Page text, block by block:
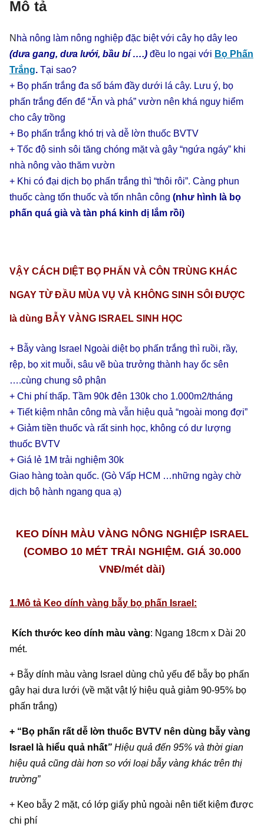
Mét
dùng
1.000m2)
thời
gian
tháng
số
lượng
Mô tả
N hà nông làm nông nghiệp đặc biệt với cây họ dây leo
(dưa gang, dưa lưới, bầu bí ….) đều lo ngại với Bọ Phấn
Trắng. Tại sao?
+ Bọ phấn trắng đa số bám đầy dưới lá cây. Lưu ý, bọ
phấn trắng đến để “Ăn và phá” vườn nên khá nguy hiểm
cho cây trồng
+ Bọ phấn trắng khó trị và dễ lờn thuốc BVTV
+ Tốc độ sinh sôi tăng chóng mặt và gây “ngứa ngáy” khi
nhà nông vào thăm vườn
+ Khi có đại dịch bọ phấn trắng thì “thôi rôi”. Càng phun
thuốc càng tốn thuốc và tốn nhân công (như hình là bọ
phấn quá già và tàn phá kinh dị lắm rồi)
VẬY CÁCH DIỆT BỌ PHẤN VÀ CÔN TRÙNG KHÁC
NGAY TỪ ĐẦU MÙA VỤ VÀ KHÔNG SINH SÔI ĐƯỢC
là dùng BẪY VÀNG ISRAEL SINH HỌC
+ Bẫy vàng Israel Ngoài diệt bọ phấn trắng thì ruồi, rầy,
rệp, bọ xit muỗi, sâu vẽ bùa trưởng thành hay ốc sên
….cùng chung sô phận
+ Chi phí thấp. Tầm 90k đên 130k cho 1.000m2/tháng
+ Tiết kiệm nhân công mà vẫn hiệu quả “ngoài mong đợi”
+ Giảm tiền thuốc và rất sinh học, không có dư lượng
thuốc BVTV
+ Giá lẻ 1M trải nghiệm 30k
Giao hàng toàn quốc. (Gò Vấp HCM …những ngày chờ
dịch bộ hành ngang qua ạ)
KEO DÍNH MÀU VÀNG NÔNG NGHIỆP ISRAEL
(COMBO 10 MÉT TRẢI NGHIỆM. GIÁ 30.000
VNĐ/mét dài)
1.Mô tả Keo dính vàng bẫy bọ phấn Israel:
Kích thước keo dính màu vàng: Ngang 18cm x Dài 20
mét.
+ Bẫy dính màu vàng Israel dùng chủ yếu để bẫy bọ phấn
gây hại dưa lưới (về mặt vật lý hiệu quả giảm 90-95% bọ
phấn trắng)
+ “Bọ phấn rất dễ lờn thuốc BVTV nên dùng bẫy vàng
Israel là hiểu quả nhất” Hiệu quả đến 95% và thời gian
hiệu quả cũng dài hơn so với loại bẫy vàng khác trên thị
trường”
+ Keo bẫy 2 mặt, có lớp giấy phủ ngoài nên tiết kiệm được
chi phí